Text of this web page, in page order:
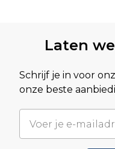
Laten
Schrijf je in voor
onze beste